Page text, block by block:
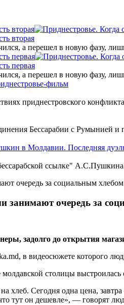
вторая
вторая
а перешел в новую фазу,
первая
первая
а перешел в новую фазу,
приднестровского
Бессарабии с Румынией
ссылке"
занимают очередь за
задолго до открытия
в видеосюжете которого
столицы выстроилась
хлеб. Сегодня одна цена,
тут он дешевле», — говорят